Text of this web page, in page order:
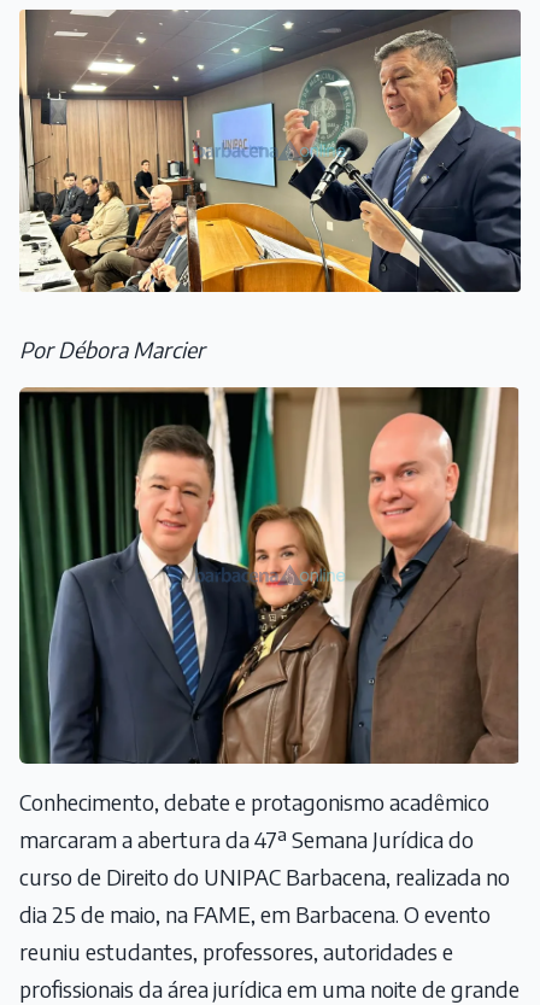
Por Débora Marcier
Conhecimento, debate e protagonismo acadêmico
marcaram a abertura da 47ª Semana Jurídica do
curso de Direito do UNIPAC Barbacena, realizada no
dia 25 de maio, na FAME, em Barbacena. O evento
reuniu estudantes, professores, autoridades e
profissionais da área jurídica em uma noite de grande